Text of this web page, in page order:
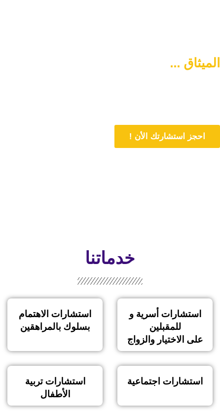
الميثاق ...
احجز استشارتك الأن !
خدماتنا
استشارات أسرية و
للمقبلين
على الاختيار والزواج
استشارات الاهتمام
بسلوك بالمراهقين
استشارات اجتماعية
استشارات تربية
الأطفال